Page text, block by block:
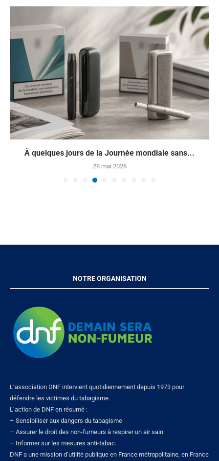
À quelques jours de la Journée mondiale sans...
28 mai 2026
NOTRE ORGANISATION
L’association DNF intervient quotidiennement depuis 1973 pour
défendre les victimes du tabagisme.
L’action de DNF en résumé :
– Sensibiliser aux dangers du tabagisme
– Assurer le droit des non-fumeurs à respirer un air sain
– Informer sur les mesures anti-tabac.
DNF a une mission d’utilité publique en France métropolitaine, en France